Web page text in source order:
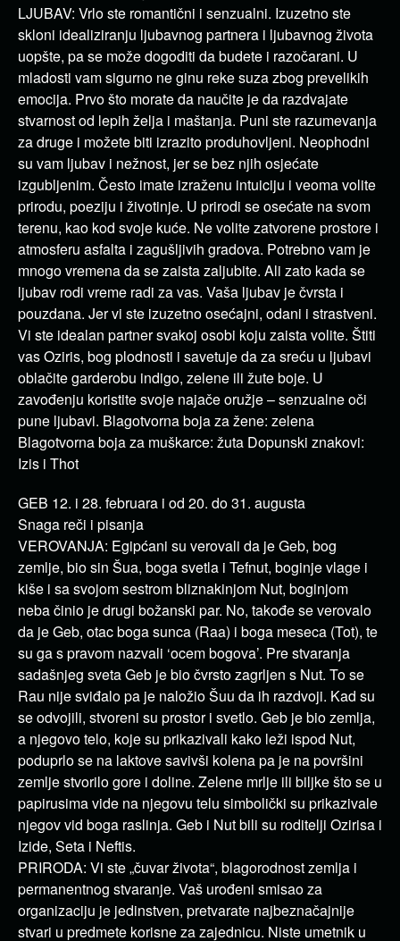
LJUBAV: Vrlo ste romantični i senzualni. Izuzetno ste
skloni idealiziranju ljubavnog partnera i ljubavnog života
uopšte, pa se može dogoditi da budete i razočarani. U
mladosti vam sigurno ne ginu reke suza zbog prevelikih
emocija. Prvo što morate da naučite je da razdvajate
stvarnost od lepih želja i maštanja. Puni ste razumevanja
za druge i možete biti izrazito produhovljeni. Neophodni
su vam ljubav i nežnost, jer se bez njih osjećate
izgubljenim. Često imate izraženu intuiciju i veoma volite
prirodu, poeziju i životinje. U prirodi se osećate na svom
terenu, kao kod svoje kuće. Ne volite zatvorene prostore i
atmosferu asfalta i zagušljivih gradova. Potrebno vam je
mnogo vremena da se zaista zaljubite. Ali zato kada se
ljubav rodi vreme radi za vas. Vaša ljubav je čvrsta i
pouzdana. Jer vi ste izuzetno osećajni, odani i strastveni.
Vi ste idealan partner svakoj osobi koju zaista volite. Štiti
vas Oziris, bog plodnosti i savetuje da za sreću u ljubavi
oblačite garderobu indigo, zelene ili žute boje. U
zavođenju koristite svoje najače oružje – senzualne oči
pune ljubavi. Blagotvorna boja za žene: zelena
Blagotvorna boja za muškarce: žuta Dopunski znakovi:
Izis i Thot
GEB 12. i 28. februara i od 20. do 31. augusta
Snaga reči i pisanja
VEROVANJA: Egipćani su verovali da je Geb, bog
zemlje, bio sin Šua, boga svetla i Tefnut, boginje vlage i
kiše i sa svojom sestrom bliznakinjom Nut, boginjom
neba činio je drugi božanski par. No, takođe se verovalo
da je Geb, otac boga sunca (Raa) i boga meseca (Tot), te
su ga s pravom nazvali ‘ocem bogova’. Pre stvaranja
sadašnjeg sveta Geb je bio čvrsto zagrljen s Nut. To se
Rau nije sviđalo pa je naložio Šuu da ih razdvoji. Kad su
se odvojili, stvoreni su prostor i svetlo. Geb je bio zemlja,
a njegovo telo, koje su prikazivali kako leži ispod Nut,
poduprlo se na laktove savivši kolena pa je na površini
zemlje stvorilo gore i doline. Zelene mrlje ili biljke što se u
papirusima vide na njegovu telu simbolički su prikazivale
njegov vid boga raslinja. Geb i Nut bili su roditelji Ozirisa i
Izide, Seta i Neftis.
PRIRODA: Vi ste „čuvar života“, blagorodnost zemlja i
permanentnog stvaranje. Vaš urođeni smisao za
organizaciju je jedinstven, pretvarate najbeznačajnije
stvari u predmete korisne za zajednicu. Niste umetnik u